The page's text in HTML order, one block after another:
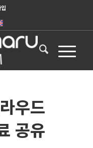
우드
공유